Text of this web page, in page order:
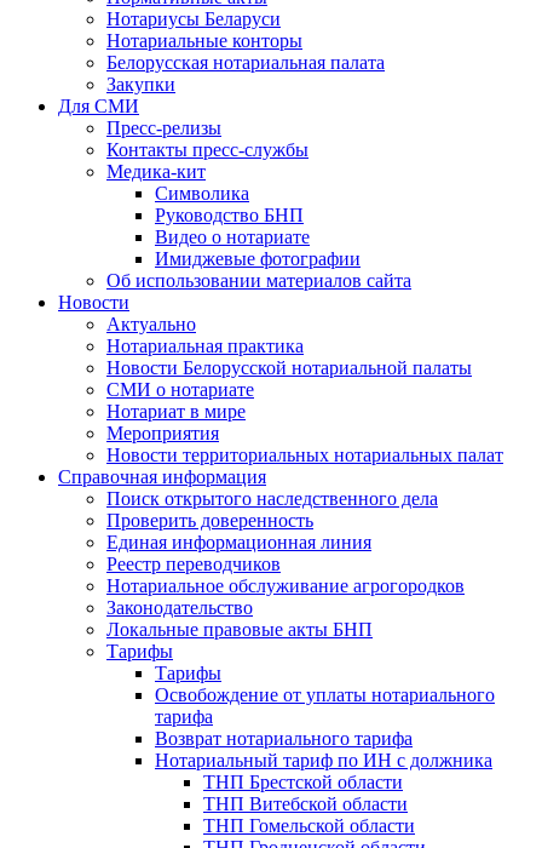
Нотариусы Беларуси
Нотариальные конторы
Белорусская нотариальная палата
Закупки
Для СМИ
Пресс-релизы
Контакты пресс-службы
Медика-кит
Символика
Руководство БНП
Видео о нотариате
Имиджевые фотографии
Об использовании материалов сайта
Новости
Актуально
Нотариальная практика
Новости Белорусской нотариальной палаты
СМИ о нотариате
Нотариат в мире
Мероприятия
Новости территориальных нотариальных палат
Справочная информация
Поиск открытого наследственного дела
Проверить доверенность
Единая информационная линия
Реестр переводчиков
Нотариальное обслуживание агрогородков
Законодательство
Локальные правовые акты БНП
Тарифы
Тарифы
Освобождение от уплаты нотариального
тарифа
Возврат нотариального тарифа
Нотариальный тариф по ИН с должника
ТНП Брестской области
ТНП Витебской области
ТНП Гомельской области